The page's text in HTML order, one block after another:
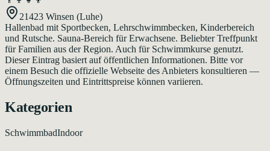
21423 Winsen (Luhe)
Hallenbad mit Sportbecken, Lehrschwimmbecken, Kinderbereich
und Rutsche. Sauna-Bereich für Erwachsene. Beliebter Treffpunkt
für Familien aus der Region. Auch für Schwimmkurse genutzt.
Dieser Eintrag basiert auf öffentlichen Informationen. Bitte vor
einem Besuch die offizielle Webseite des Anbieters konsultieren —
Öffnungszeiten und Eintrittspreise können variieren.
Kategorien
SchwimmbadIndoor